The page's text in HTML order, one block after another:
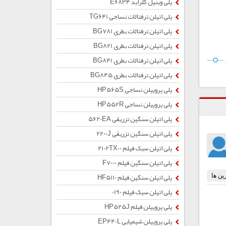
پلی اتیلن ترفتالات نساجی TG641
پلی اتیلن ترفتالات بطری BG781
پلی اتیلن ترفتالات بطری BG821
پلی اتیلن ترفتالات بطری BG841
پلی اتیلن ترفتالات بطری BG845
پلی پروپیلن نساجی HP565S
پلی پروپیلن نساجی HP552R
پلی اتیلن سنگین تزریقی 5620EA
پلی اتیلن سنگین تزریقی 2200J
پلی اتیلن سبک فیلم 2102TX00
پلی اتیلن سنگین فیلم F7000
پلی اتیلن سنگین فیلم HF5110
پلی اتیلن سبک فیلم 0190
پلی پروپیلن فیلم HP525J
پلی پروپیلن شیمیایی EP440L